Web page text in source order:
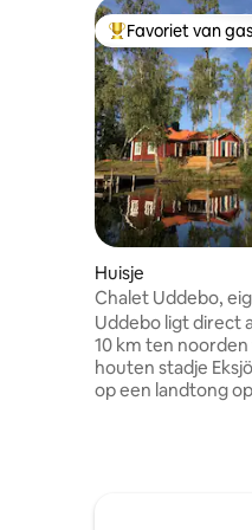
Topfavoriet van
Favoriet van
Huisje
Chalet Uddebo,
Uddebo ligt direct
10 km ten
houten stadje
op een landtong
uitzicht op het